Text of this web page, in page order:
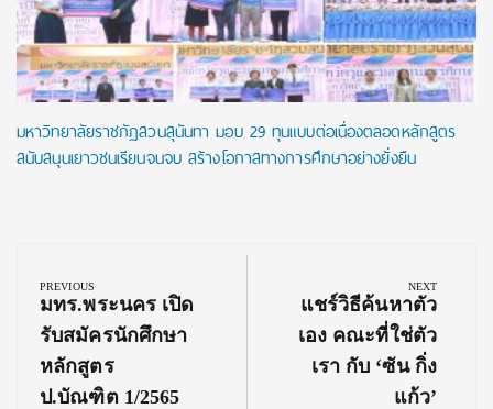
มหาวิทยาลัยราชภัฏสวนสุนันทา มอบ 29 ทุนแบบต่อเนื่องตลอดหลักสูตร
สนับสนุนเยาวชนเรียนจนจบ สร้างโอกาสทางการศึกษาอย่างยั่งยืน
navigation
PREVIOUS
Previous
Post:
มทร.พระนคร เปิด
รับสมัครนักศึกษา
หลักสูตร
ป.บัณฑิต 1/2565
NEXT
Next
Post:
แชร์วิธีค้นหาตัว
เอง คณะที่ใช่ตัว
เรา กับ ‘ซัน กิ่ง
แก้ว’